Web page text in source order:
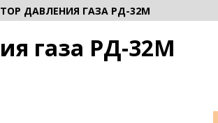
ДАВЛЕНИЯ ГАЗА РД-32М
газа РД-32М